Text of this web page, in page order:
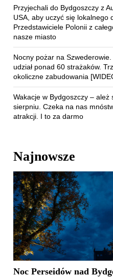
Przyjechali do Bydgoszczy z
USA, aby uczyć się lokalnego
Przedstawiciele Polonii z
nasze miasto
Nocny pożar na Szwederowie.
udział ponad 60 strażaków.
okoliczne zabudowania
Wakacje w Bydgoszczy – ależ
sierpniu. Czeka na nas
atrakcji. I to za darmo
Najnowsze
Noc Perseidów nad